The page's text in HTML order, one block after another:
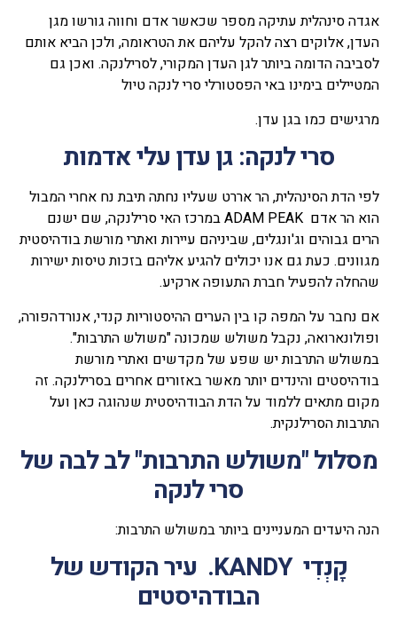
אגדה סינהלית עתיקה מספר שכאשר אדם וחווה גורשו מגן
העדן, אלוקים רצה להקל עליהם את הטראומה, ולכן הביא אותם
לסביבה הדומה ביותר לגן העדן המקורי, לסרילנקה. ואכן גם
המטיילים בימינו באי הפסטורלי סרי לנקה טיול
מרגישים כמו בגן עדן.
סרי לנקה: גן עדן עלי אדמות
לפי הדת הסינהלית, הר אררט שעליו נחתה תיבת נח אחרי המבול
הוא הר אדם ADAM PEAK במרכז האי סרילנקה, שם ישנם
הרים גבוהים וג'ונגלים, שביניהם עיירות ואתרי מורשת בודהיסטית
מגוונים. כעת גם אנו יכולים להגיע אליהם בזכות טיסות ישירות
שהחלה להפעיל חברת התעופה ארקיע.
אם נחבר על המפה קו בין הערים ההיסטוריות קנדי, אנורדהפורה,
ופולונארואה, נקבל משולש שמכונה "משולש התרבות".
במשולש התרבות יש שפע של מקדשים ואתרי מורשת
בודהיסטים והינדים יותר מאשר באזורים אחרים בסרילנקה. זה
מקום מתאים ללמוד על הדת הבודהיסטית שנהוגה כאן ועל
התרבות הסרילנקית.
מסלול "משולש התרבות" לב לבה של
סרי לנקה
הנה היעדים המעניינים ביותר במשולש התרבות:
קָנְדִי KANDY. עיר הקודש של
הבודהיסטים